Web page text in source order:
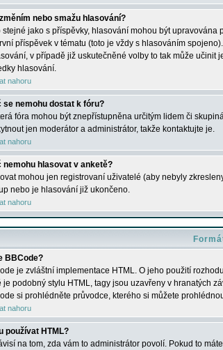
nebo smažu hlasování?
stejné jako s příspěvky, hlasování mohou být
příspěvek v tématu (toto je vždy s hlasováním
v případě již uskutečněné volby to tak může učinit
hlasování.
nahoru
se nemohu dostat k fóru?
fóra mohou být znepřístupněna určitým lidem či
jen moderátor a administrátor, takže kontaktujte je.
nahoru
nemohu hlasovat v anketě?
mohou jen registrovaní uživatelé (aby nebyly
nebo je hlasování již ukončeno.
nahoru
BBCode?
je zvláštní implementace HTML. O jeho použití
je podobný stylu HTML, tagy jsou uzavřeny v hranatých
si prohlédněte průvodce, kterého si můžete
nahoru
používat HTML?
na tom, zda vám to administrátor povolí. Pokud to